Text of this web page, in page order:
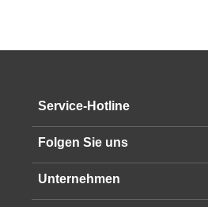
Service-Hotline
Folgen Sie uns
Unternehmen